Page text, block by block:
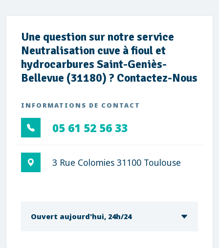
Une question sur notre service
Neutralisation cuve à fioul et
hydrocarbures Saint-Geniès-
Bellevue (31180) ? Contactez-Nous
INFORMATIONS DE CONTACT
05 61 52 56 33
3 Rue Colomies 31100 Toulouse
Ouvert aujourd'hui, 24h/24